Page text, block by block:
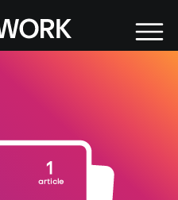
1
article
Tag : Figma